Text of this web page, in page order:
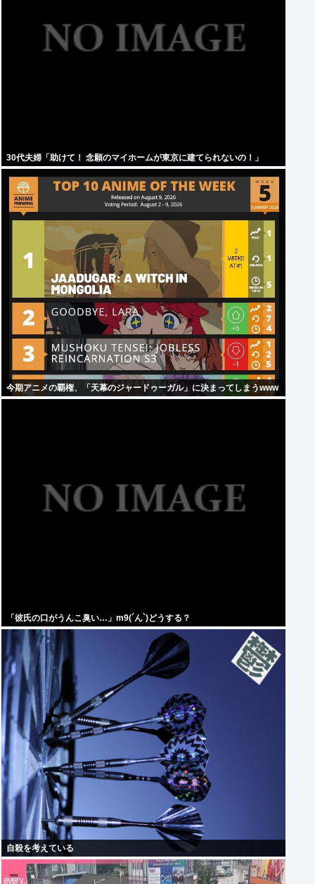
30代夫婦「助けて！ 念願のマイホームが東京に建てられないの！」
今期アニメの覇権、「天幕のジャードゥーガル」に決まってしまうwww
「彼氏の口がうんこ臭い…」m9(´ん`)どうする？
自殺を考えている